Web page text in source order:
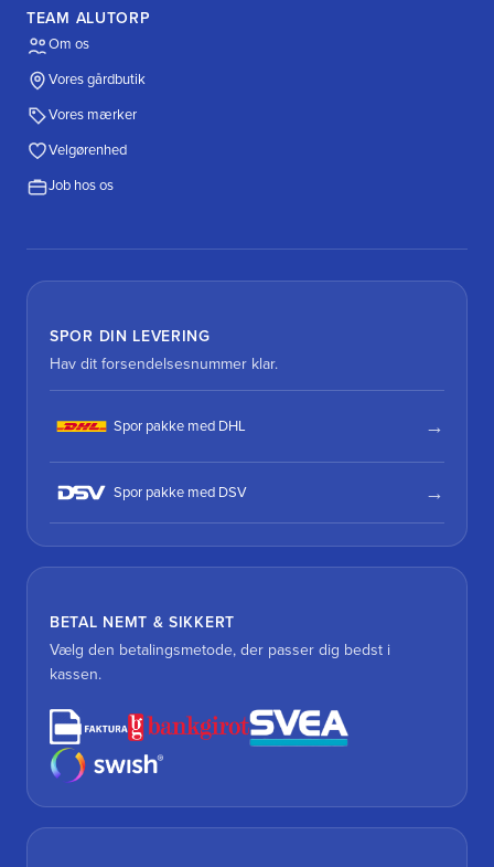
TEAM ALUTORP
Om os
Vores gårdbutik
Vores mærker
Velgørenhed
Job hos os
SPOR DIN LEVERING
Hav dit forsendelsesnummer klar.
Spor pakke med DHL
Spor pakke med DSV
BETAL NEMT & SIKKERT
Vælg den betalingsmetode, der passer dig bedst i
kassen.